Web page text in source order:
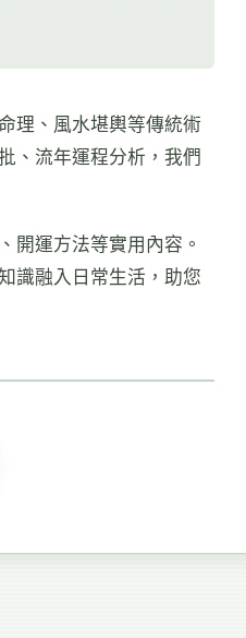
理、風水堪輿等傳統術
、流年運程分析，我們
開運方法等實用內容。
識融入日常生活，助您